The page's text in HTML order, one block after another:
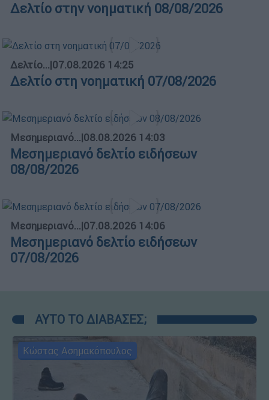
Δελτίο στην νοηματική 08/08/2026
Δελτίο...|07.08.2026 14:25
Δελτίο στη νοηματική 07/08/2026
Μεσημεριανό...|08.08.2026 14:03
Μεσημεριανό δελτίο ειδήσεων
08/08/2026
Μεσημεριανό...|07.08.2026 14:06
Μεσημεριανό δελτίο ειδήσεων
07/08/2026
ΑΥΤΟ ΤΟ ΔΙΑΒΑΣΕΣ;
Κώστας Ασημακόπουλος